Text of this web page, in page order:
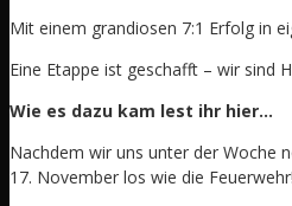
Mit einem grandiosen 7:1 Erfolg in
Eine Etappe ist geschafft – wir sind
Wie es dazu kam lest ihr hier…
Nachdem wir uns unter der Woche
17. November los wie die Feuerwehr!